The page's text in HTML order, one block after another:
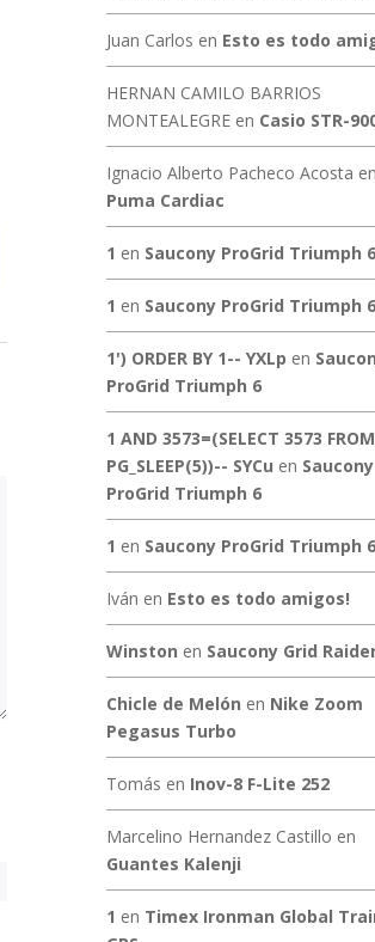
Juan Carlos en Esto es todo
HERNAN CAMILO BARRIOS
MONTEALEGREen Casio STR-
Ignacio Alberto Pacheco Acosta en
Puma Cardiac
1 en Saucony ProGrid Triumph 6
1 en Saucony ProGrid Triumph 6
1') ORDER BY 1-- YXLp en
ProGrid Triumph 6
1 AND 3573=(SELECT 3573 FROM
PG_SLEEP(5))-- SYCu en Saucony
ProGrid Triumph 6
1 en Saucony ProGrid Triumph 6
Iván en Esto es todo amigos!
Winston en Saucony Grid
Chicle de Melón en Nike Zoom
Pegasus Turbo
Tomás en Inov-8 F-Lite 252
Marcelino Hernandez Castillo en
Guantes Kalenji
1 en Timex Ironman Global